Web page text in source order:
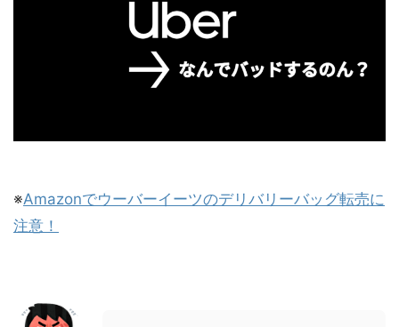
※Amazonでウーバーイーツのデリバリーバッグ転売に
注意！